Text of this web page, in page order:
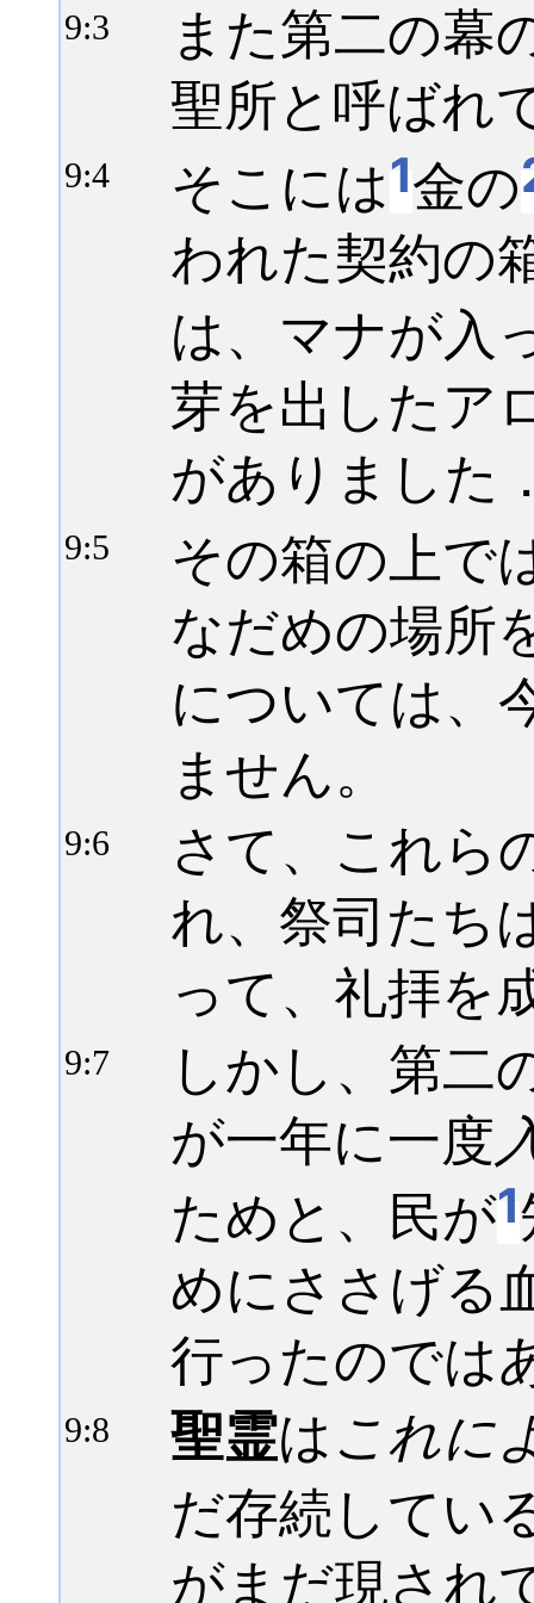
9:3
また第二の幕
聖所と呼ばれ
9:4 そこには1金の
われた契約の
は、マナが入
芽を出したア
がありました
9:5
その箱の上で
なだめの場所
については、
ません。
9:6
さて、これら
れ、祭司たち
って、礼拝を
9:7
しかし、第二
が一年に一度
ためと、民が1
めにささげる
行ったのでは
9:8 聖霊はこれに
だ存続してい
がまだ現され